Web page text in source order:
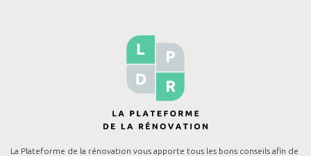
La Plateforme de la rénovation vous apporte tous les bons conseils afin de